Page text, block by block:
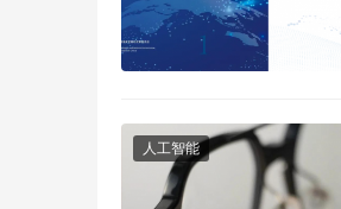
人工智能